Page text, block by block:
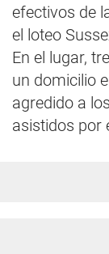
efectivos de
el loteo
En el lugar,
un domicilio
agredido a
asistidos por